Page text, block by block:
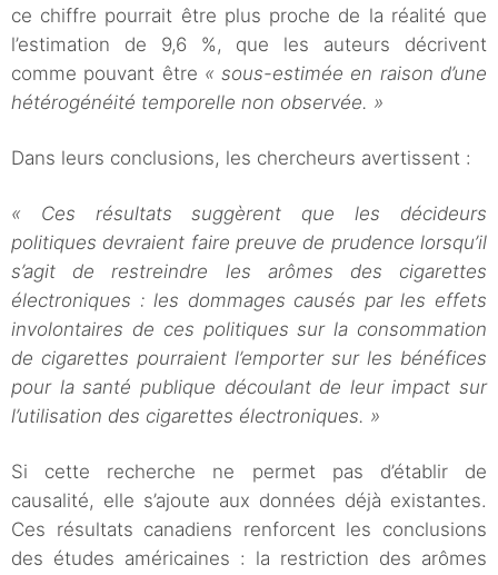
ce chiffre pourrait être plus proche de la réalité que
l’estimation de 9,6 %, que les auteurs décrivent
comme pouvant être « sous-estimée en raison d’une
hétérogénéité temporelle non observée. »
Dans leurs conclusions, les chercheurs avertissent :
« Ces résultats suggèrent que les décideurs
politiques devraient faire preuve de prudence lorsqu’il
s’agit de restreindre les arômes des cigarettes
électroniques : les dommages causés par les effets
involontaires de ces politiques sur la consommation
de cigarettes pourraient l’emporter sur les bénéfices
pour la santé publique découlant de leur impact sur
l’utilisation des cigarettes électroniques. »
Si cette recherche ne permet pas d’établir de
causalité, elle s’ajoute aux données déjà existantes.
Ces résultats canadiens renforcent les conclusions
des études américaines : la restriction des arômes